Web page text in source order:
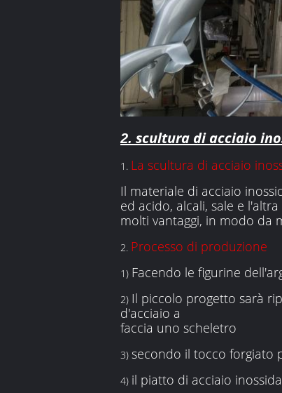
2. scultura di acciaio
1. La scultura di acciaio
Il materiale di acciaio
ed acido, alcali, sale e
molti vantaggi, in modo da
2. Processo di produzione
1) Facendo le figurine
2) Il piccolo progetto sarà
d'acciaio a
faccia uno scheletro
3) secondo il tocco forgiato
4) il piatto di acciaio